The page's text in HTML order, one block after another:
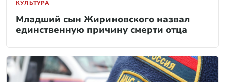
КУЛЬТУРА
Младший сын Жириновского назвал
единственную причину смерти отца